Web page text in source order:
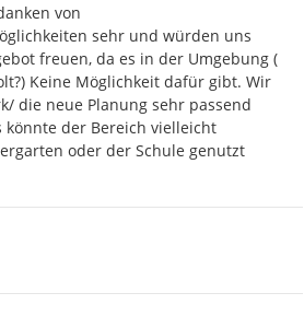
von
sehr und würden uns
freuen, da es in der Umgebung (
Keine Möglichkeit dafür gibt. Wir
die neue Planung sehr passend
könnte der Bereich vielleicht
oder der Schule genutzt